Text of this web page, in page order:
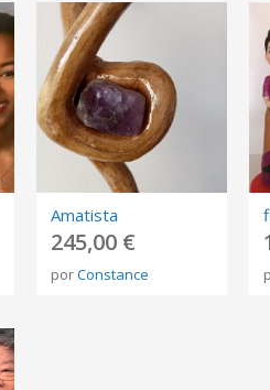
Amatista
245,00 €
porConstance